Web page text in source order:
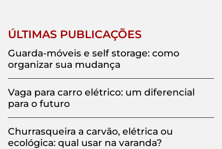
ÚLTIMAS PUBLICAÇÕES
Guarda-móveis e self storage: como
organizar sua mudança
Vaga para carro elétrico: um diferencial
para o futuro
Churrasqueira a carvão, elétrica ou
ecológica: qual usar na varanda?